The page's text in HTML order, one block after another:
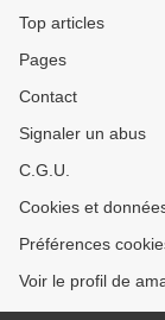
Top articles
Pages
Contact
Signaler un abus
C.G.U.
Cookies et
Préférences
Voir le profil de